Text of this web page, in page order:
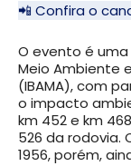
📲 Confira o
O evento é
Meio Ambiente
(IBAMA), com
o impacto
km 452 e km
526 da rodovia.
1956, porém,